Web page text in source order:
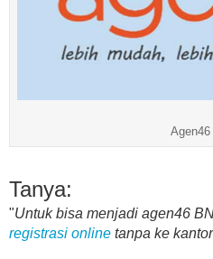
Agen46
Tanya:
"Untuk bisa menjadi agen46
registrasi online tanpa ke